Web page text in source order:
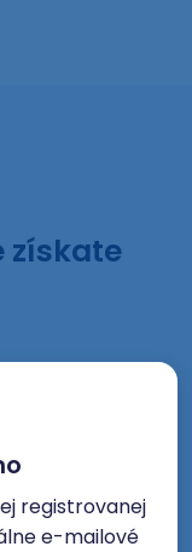
získate
registrovanej
e-mailové